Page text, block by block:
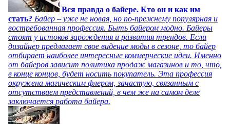
Вся правда о байере. Кто он и как им
стать? Байер – уже не новая, но по-прежнему популярная и
востребованная профессия. Быть байером модно. Байеры
стоят у истоков зарождения и развития трендов. Если
дизайнер предлагает свое видение моды в сезоне, то байер
отбирает наиболее интересные коммерческие идеи. Именно
от байеров зависит политика продаж магазинов и то, что,
в конце концов, будет носить покупатель. Эта профессия
окружена магическим флером, зачастую, связанным с
отсутствием представлений, в чем же на самом деле
заключается работа байера.